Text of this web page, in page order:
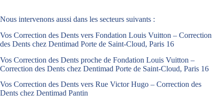
Nous intervenons aussi dans les secteurs suivants :
Vos Correction des Dents vers Fondation Louis Vuitton – Correction
des Dents chez Dentimad Porte de Saint-Cloud, Paris 16
Vos Correction des Dents proche de Fondation Louis Vuitton –
Correction des Dents chez Dentimad Porte de Saint-Cloud, Paris 16
Vos Correction des Dents vers Rue Victor Hugo – Correction des
Dents chez Dentimad Pantin